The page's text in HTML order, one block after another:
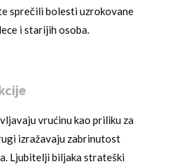
sprečili bolesti uzrokovane
i starijih osoba.
vrućinu kao priliku za
izražavaju zabrinutost
Ljubitelji biljaka strateški